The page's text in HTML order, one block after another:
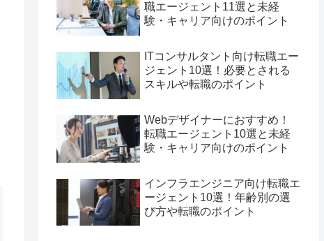
職エージェント11選と未経
験・キャリア向けのポイント
ITコンサルタント向け転職エー
ジェント10選！必要とされる
スキルや転職のポイント
Webデザイナーにおすすめ！
転職エージェント10選と未経
験・キャリア向けのポイント
インフラエンジニア向け転職エ
ージェント10選！年齢別の選
び方や転職のポイント